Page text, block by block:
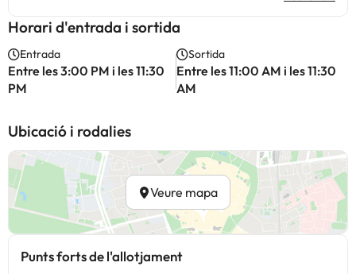
Horari d'entrada i sortida
Entrada
Entre les 3:00 PM i les 11:30
PM
Sortida
Entre les 11:00 AM i les 11:30
AM
Ubicació i rodalies
Veure mapa
Punts forts de l'allotjament